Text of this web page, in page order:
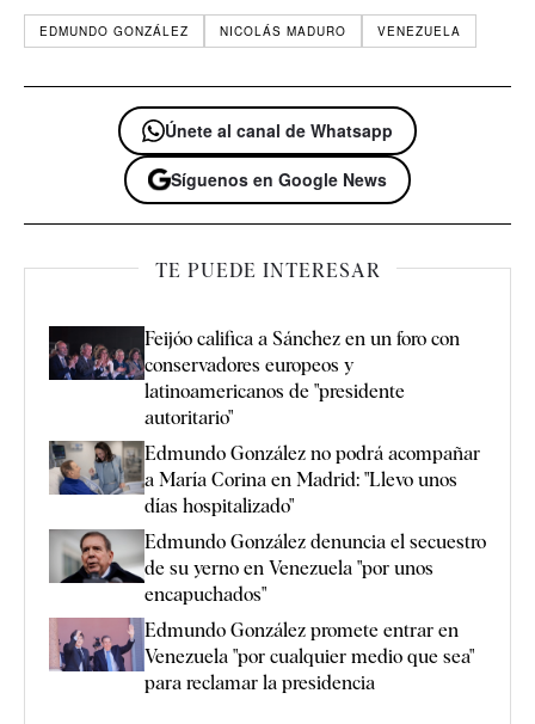
EDMUNDO GONZÁLEZ NICOLÁS MADURO VENEZUELA
Únete al canal de Whatsapp
Síguenos en Google News
TE PUEDE INTERESAR
Feijóo califica a Sánchez en un foro con
conservadores europeos y
latinoamericanos de "presidente
autoritario"
Edmundo González no podrá acompañar
a María Corina en Madrid: "Llevo unos
días hospitalizado"
Edmundo González denuncia el secuestro
de su yerno en Venezuela "por unos
encapuchados"
Edmundo González promete entrar en
Venezuela "por cualquier medio que sea"
para reclamar la presidencia